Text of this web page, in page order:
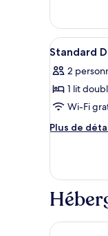
lits
le
type
de
Chambre
Deluxe,
lits
Afficher
toutes
les
photos
pour
ce
chambre :
Standard
Double
Room
5
Standard
2
1 lit
Wi-Fi
Plus de
Plus
le
type
de
Standard
Allurity Hotel